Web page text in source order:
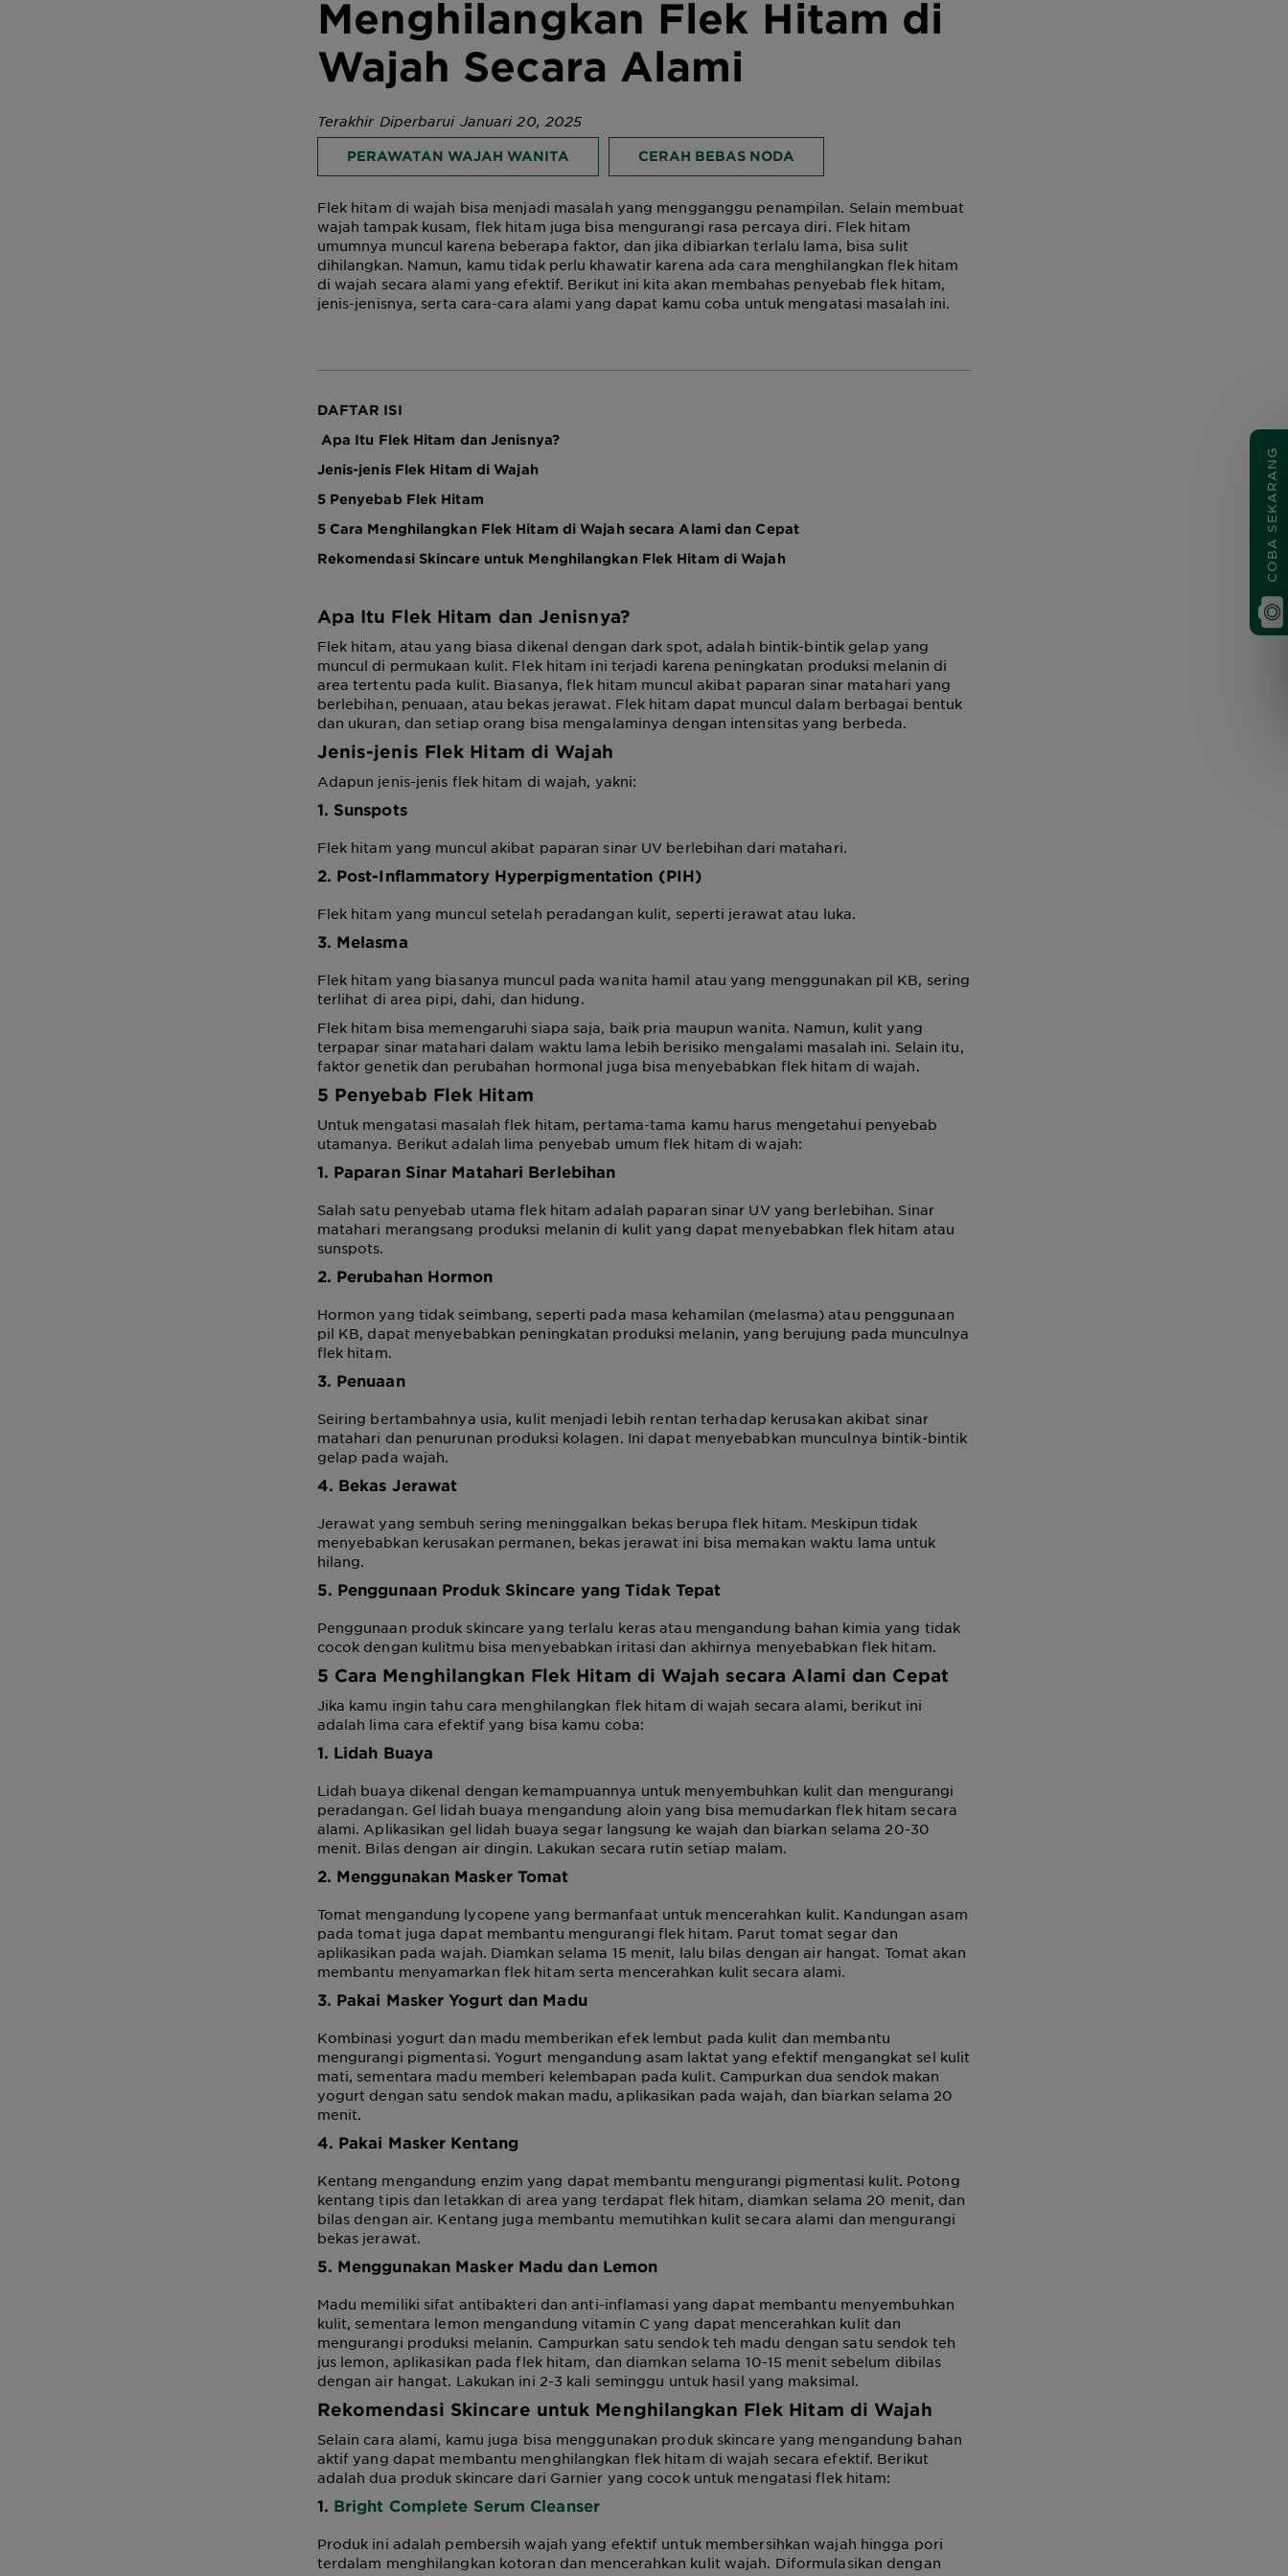
Menghilangkan Flek Hitam di
Wajah Secara Alami
Terakhir Diperbarui Januari 20, 2025
PERAWATAN WAJAH WANITA CERAH BEBAS NODA
Flek hitam di wajah bisa menjadi masalah yang mengganggu penampilan. Selain membuat
wajah tampak kusam, flek hitam juga bisa mengurangi rasa percaya diri. Flek hitam
umumnya muncul karena beberapa faktor, dan jika dibiarkan terlalu lama, bisa sulit
dihilangkan. Namun, kamu tidak perlu khawatir karena ada cara menghilangkan flek hitam
di wajah secara alami yang efektif. Berikut ini kita akan membahas penyebab flek hitam,
jenis-jenisnya, serta cara-cara alami yang dapat kamu coba untuk mengatasi masalah ini.
DAFTAR ISI
Apa Itu Flek Hitam dan Jenisnya?
Jenis-jenis Flek Hitam di Wajah
5 Penyebab Flek Hitam
5 Cara Menghilangkan Flek Hitam di Wajah secara Alami dan Cepat
Rekomendasi Skincare untuk Menghilangkan Flek Hitam di Wajah
Apa Itu Flek Hitam dan Jenisnya?
Flek hitam, atau yang biasa dikenal dengan dark spot, adalah bintik-bintik gelap yang
muncul di permukaan kulit. Flek hitam ini terjadi karena peningkatan produksi melanin di
area tertentu pada kulit. Biasanya, flek hitam muncul akibat paparan sinar matahari yang
berlebihan, penuaan, atau bekas jerawat. Flek hitam dapat muncul dalam berbagai bentuk
dan ukuran, dan setiap orang bisa mengalaminya dengan intensitas yang berbeda.
Jenis-jenis Flek Hitam di Wajah
Adapun jenis-jenis flek hitam di wajah, yakni:
1. Sunspots
Flek hitam yang muncul akibat paparan sinar UV berlebihan dari matahari.
2. Post-Inflammatory Hyperpigmentation (PIH)
Flek hitam yang muncul setelah peradangan kulit, seperti jerawat atau luka.
3. Melasma
Flek hitam yang biasanya muncul pada wanita hamil atau yang menggunakan pil KB, sering
terlihat di area pipi, dahi, dan hidung.
Flek hitam bisa memengaruhi siapa saja, baik pria maupun wanita. Namun, kulit yang
terpapar sinar matahari dalam waktu lama lebih berisiko mengalami masalah ini. Selain itu,
faktor genetik dan perubahan hormonal juga bisa menyebabkan flek hitam di wajah.
5 Penyebab Flek Hitam
Untuk mengatasi masalah flek hitam, pertama-tama kamu harus mengetahui penyebab
utamanya. Berikut adalah lima penyebab umum flek hitam di wajah:
1. Paparan Sinar Matahari Berlebihan
Salah satu penyebab utama flek hitam adalah paparan sinar UV yang berlebihan. Sinar
matahari merangsang produksi melanin di kulit yang dapat menyebabkan flek hitam atau
sunspots.
2. Perubahan Hormon
Hormon yang tidak seimbang, seperti pada masa kehamilan (melasma) atau penggunaan
pil KB, dapat menyebabkan peningkatan produksi melanin, yang berujung pada munculnya
flek hitam.
3. Penuaan
Seiring bertambahnya usia, kulit menjadi lebih rentan terhadap kerusakan akibat sinar
matahari dan penurunan produksi kolagen. Ini dapat menyebabkan munculnya bintik-bintik
gelap pada wajah.
4. Bekas Jerawat
Jerawat yang sembuh sering meninggalkan bekas berupa flek hitam. Meskipun tidak
menyebabkan kerusakan permanen, bekas jerawat ini bisa memakan waktu lama untuk
hilang.
5. Penggunaan Produk Skincare yang Tidak Tepat
Penggunaan produk skincare yang terlalu keras atau mengandung bahan kimia yang tidak
cocok dengan kulitmu bisa menyebabkan iritasi dan akhirnya menyebabkan flek hitam.
5 Cara Menghilangkan Flek Hitam di Wajah secara Alami dan Cepat
Jika kamu ingin tahu cara menghilangkan flek hitam di wajah secara alami, berikut ini
adalah lima cara efektif yang bisa kamu coba:
1. Lidah Buaya
Lidah buaya dikenal dengan kemampuannya untuk menyembuhkan kulit dan mengurangi
peradangan. Gel lidah buaya mengandung aloin yang bisa memudarkan flek hitam secara
alami. Aplikasikan gel lidah buaya segar langsung ke wajah dan biarkan selama 20-30
menit. Bilas dengan air dingin. Lakukan secara rutin setiap malam.
2. Menggunakan Masker Tomat
Tomat mengandung lycopene yang bermanfaat untuk mencerahkan kulit. Kandungan asam
pada tomat juga dapat membantu mengurangi flek hitam. Parut tomat segar dan
aplikasikan pada wajah. Diamkan selama 15 menit, lalu bilas dengan air hangat. Tomat akan
membantu menyamarkan flek hitam serta mencerahkan kulit secara alami.
3. Pakai Masker Yogurt dan Madu
Kombinasi yogurt dan madu memberikan efek lembut pada kulit dan membantu
mengurangi pigmentasi. Yogurt mengandung asam laktat yang efektif mengangkat sel kulit
mati, sementara madu memberi kelembapan pada kulit. Campurkan dua sendok makan
yogurt dengan satu sendok makan madu, aplikasikan pada wajah, dan biarkan selama 20
menit.
4. Pakai Masker Kentang
Kentang mengandung enzim yang dapat membantu mengurangi pigmentasi kulit. Potong
kentang tipis dan letakkan di area yang terdapat flek hitam, diamkan selama 20 menit, dan
bilas dengan air. Kentang juga membantu memutihkan kulit secara alami dan mengurangi
bekas jerawat.
5. Menggunakan Masker Madu dan Lemon
Madu memiliki sifat antibakteri dan anti-inflamasi yang dapat membantu menyembuhkan
kulit, sementara lemon mengandung vitamin C yang dapat mencerahkan kulit dan
mengurangi produksi melanin. Campurkan satu sendok teh madu dengan satu sendok teh
jus lemon, aplikasikan pada flek hitam, dan diamkan selama 10-15 menit sebelum dibilas
dengan air hangat. Lakukan ini 2-3 kali seminggu untuk hasil yang maksimal.
Rekomendasi Skincare untuk Menghilangkan Flek Hitam di Wajah
Selain cara alami, kamu juga bisa menggunakan produk skincare yang mengandung bahan
aktif yang dapat membantu menghilangkan flek hitam di wajah secara efektif. Berikut
adalah dua produk skincare dari Garnier yang cocok untuk mengatasi flek hitam:
1. Bright Complete Serum Cleanser
Produk ini adalah pembersih wajah yang efektif untuk membersihkan wajah hingga pori
terdalam menghilangkan kotoran dan mencerahkan kulit wajah. Diformulasikan dengan
COBA SEKARANG